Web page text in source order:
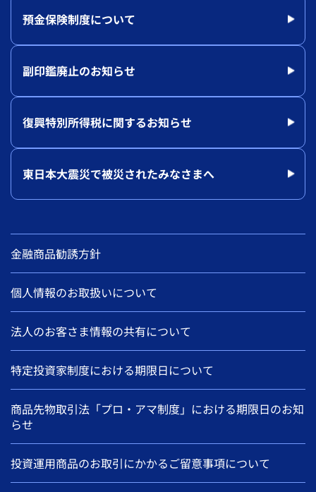
預金保険制度について
副印鑑廃止のお知らせ
復興特別所得税に関するお知らせ
東日本大震災で被災されたみなさまへ
金融商品勧誘方針
個人情報のお取扱いについて
法人のお客さま情報の共有について
特定投資家制度における期限日について
商品先物取引法「プロ・アマ制度」における期限日のお知
らせ
投資運用商品のお取引にかかるご留意事項について